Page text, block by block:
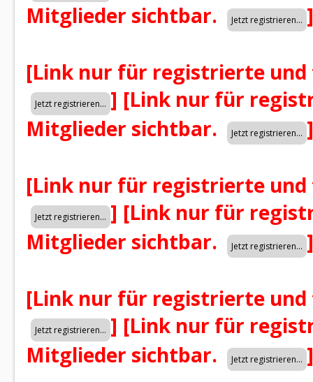
Mitglieder sichtbar.
]
[Link nur für registrierte
] [Link nur für
Mitglieder sichtbar.
]
[Link nur für registrierte
] [Link nur für
Mitglieder sichtbar.
]
[Link nur für registrierte
] [Link nur für
Mitglieder sichtbar.
]